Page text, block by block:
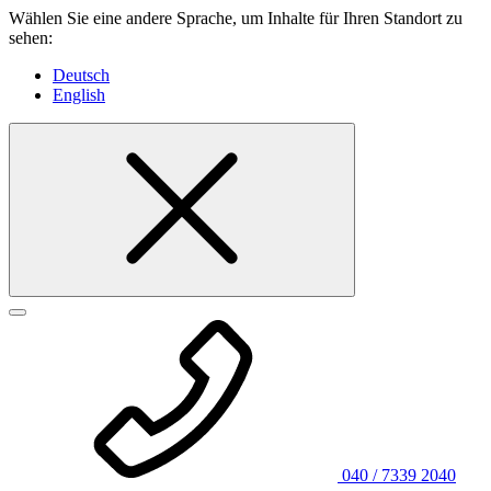
Wählen Sie eine andere Sprache, um Inhalte für Ihren Standort zu
sehen:
Deutsch
English
040 / 7339 2040